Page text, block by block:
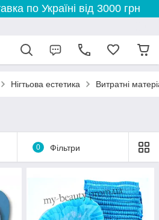
по Україні від 3000 грн
Нігтьова естетика Витратні
0 Фільтри